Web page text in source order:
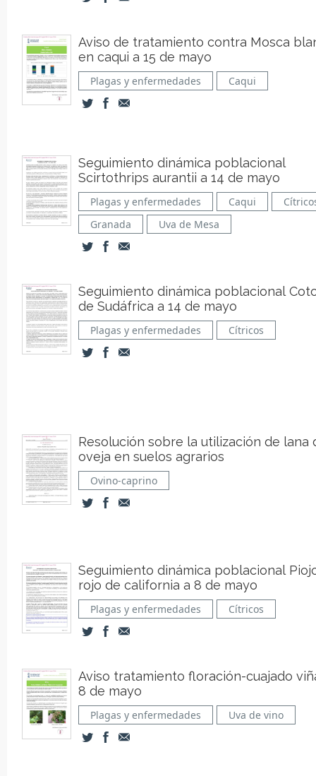
Aviso de tratamiento contra Mosca
en caqui a 15 de mayo
Plagas y enfermedades Caqui
Seguimiento dinámica poblacional
Scirtothrips aurantii a 14 de mayo
Plagas y enfermedades Caqui
Granada
Uva de Mesa
Seguimiento dinámica poblacional
de Sudáfrica a 14 de mayo
Plagas y enfermedades Cítricos
Resolución sobre la utilización de lana
oveja en suelos agrarios
Ovino-caprino
Seguimiento dinámica poblacional
rojo de california a 8 de mayo
Plagas y enfermedades Cítricos
Aviso tratamiento floración-cuajado
8 de mayo
Plagas y enfermedades Uva de vino